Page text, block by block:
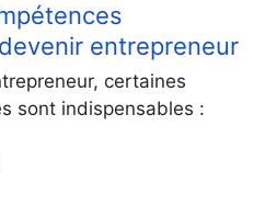
entrepreneur
certaines
sont indispensables :